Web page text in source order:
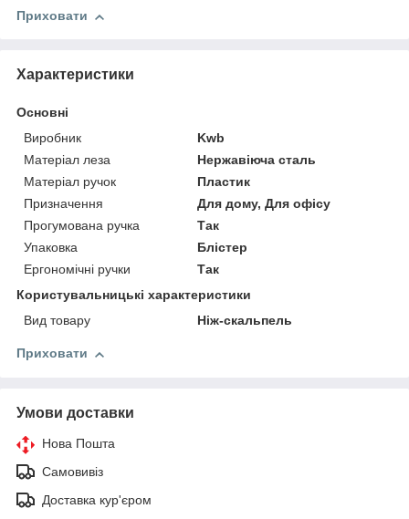
Приховати
Характеристики
Основні
Виробник
Kwb
Матеріал леза
Нержавіюча сталь
Матеріал ручок
Пластик
Призначення
Для дому, Для офісу
Прогумована ручка
Так
Упаковка
Блістер
Ергономічні ручки
Так
Користувальницькі характеристики
Вид товару
Ніж-скальпель
Приховати
Умови доставки
Нова Пошта
Самовивіз
Доставка кур'єром